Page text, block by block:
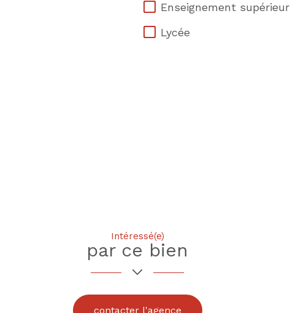
Enseignement supérieur
Lycée
Intéressé(e)
par ce bien
contacter l'agence